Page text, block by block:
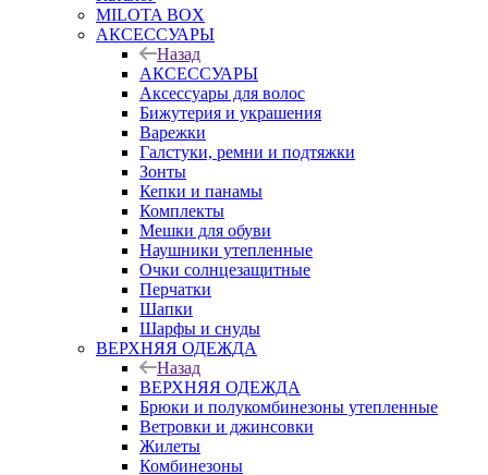
MILOTA BOX
АКСЕССУАРЫ
Назад
АКСЕССУАРЫ
Аксессуары для волос
Бижутерия и украшения
Варежки
Галстуки, ремни и подтяжки
Зонты
Кепки и панамы
Комплекты
Мешки для обуви
Наушники утепленные
Очки солнцезащитные
Перчатки
Шапки
Шарфы и снуды
ВЕРХНЯЯ ОДЕЖДА
Назад
ВЕРХНЯЯ ОДЕЖДА
Брюки и полукомбинезоны утепленные
Ветровки и джинсовки
Жилеты
Комбинезоны